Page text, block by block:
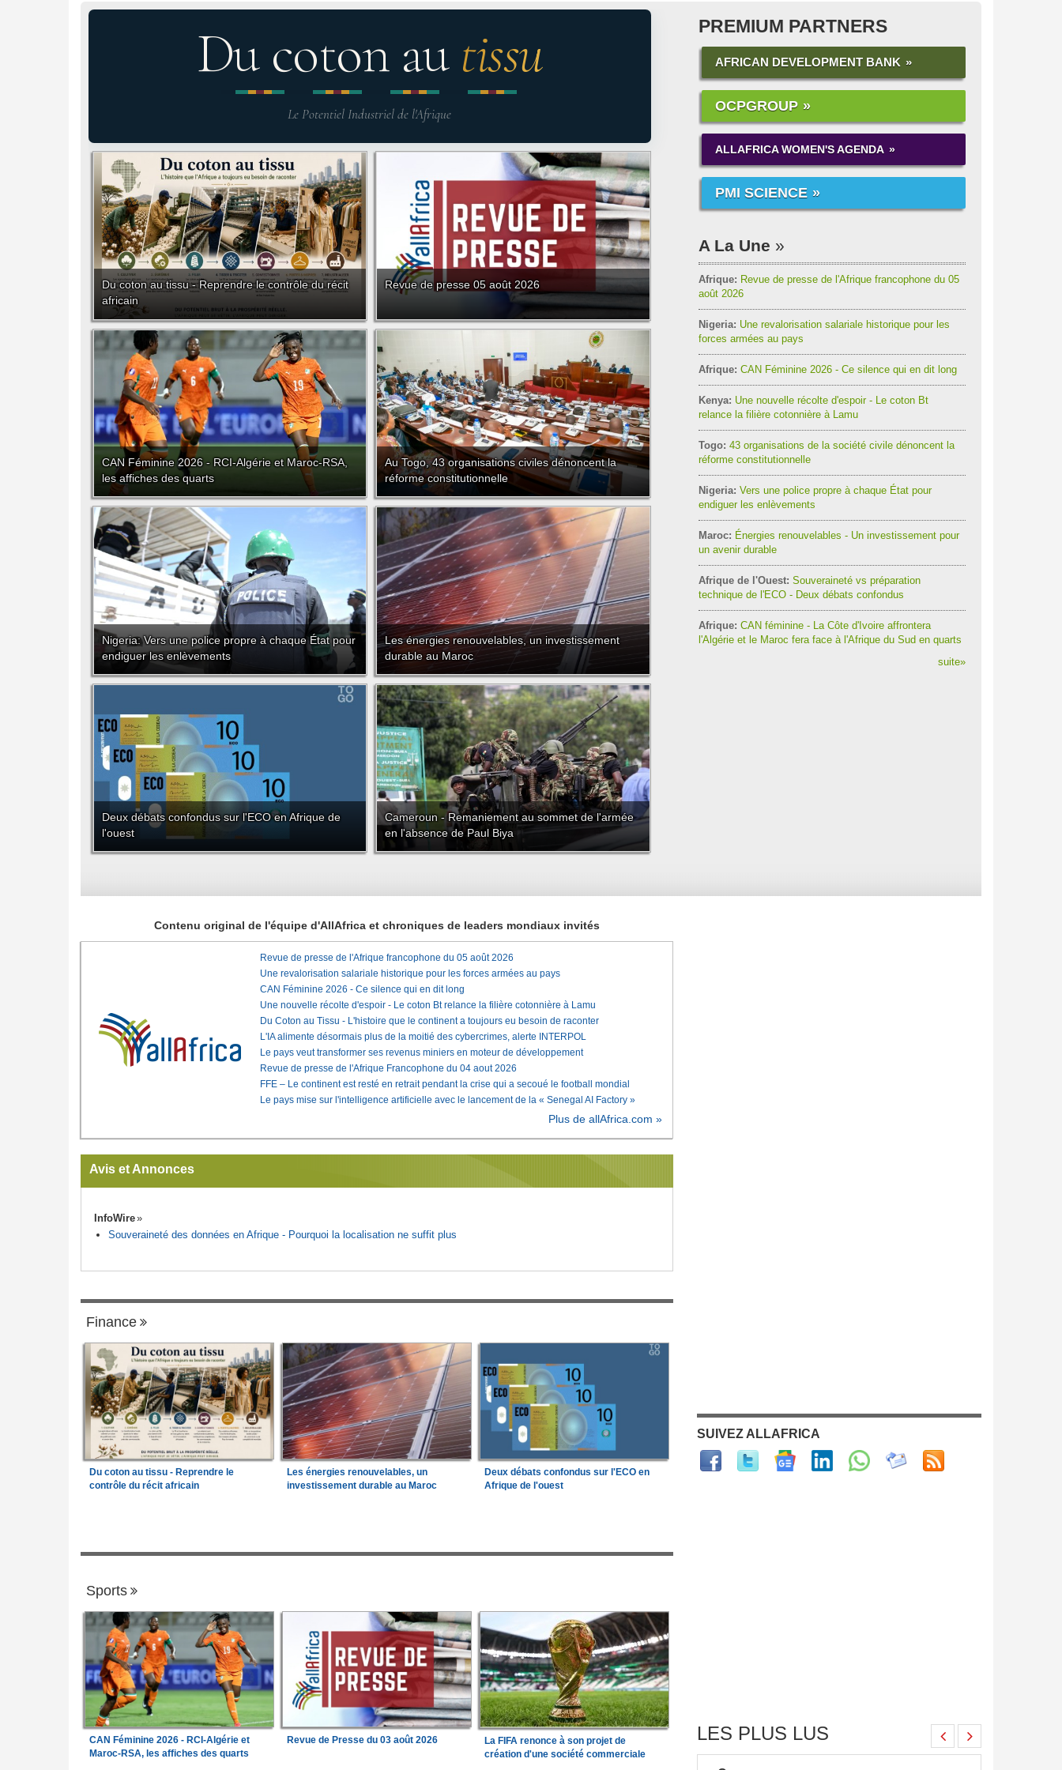
Du coton au tissu
Le Potentiel Industriel de l'Afrique
Du coton au tissu - Reprendre le contrôle du récit
africain
Revue de presse 05 août 2026
CAN Féminine 2026 - RCI-Algérie et Maroc-RSA,
les affiches des quarts
Au Togo, 43 organisations civiles dénoncent la
réforme constitutionnelle
Nigeria: Vers une police propre à chaque État pour
endiguer les enlèvements
Les énergies renouvelables, un investissement
durable au Maroc
Deux débats confondus sur l'ECO en Afrique de
l'ouest
Cameroun - Remaniement au sommet de l'armée
en l'absence de Paul Biya
PREMIUM PARTNERS
AFRICAN DEVELOPMENT BANK
OCPGROUP
ALLAFRICA WOMEN'S AGENDA
PMI SCIENCE
A La Une
Afrique: Revue de presse de l'Afrique francophone du 05
août 2026
Nigeria: Une revalorisation salariale historique pour les
forces armées au pays
Afrique: CAN Féminine 2026 - Ce silence qui en dit long
Kenya: Une nouvelle récolte d'espoir - Le coton Bt
relance la filière cotonnière à Lamu
Togo: 43 organisations de la société civile dénoncent la
réforme constitutionnelle
Nigeria: Vers une police propre à chaque État pour
endiguer les enlèvements
Maroc: Énergies renouvelables - Un investissement pour
un avenir durable
Afrique de l'Ouest: Souveraineté vs préparation
technique de l'ECO - Deux débats confondus
Afrique: CAN féminine - La Côte d'Ivoire affrontera
l'Algérie et le Maroc fera face à l'Afrique du Sud en quarts
suite»
Contenu original de l'équipe d'AllAfrica et chroniques de leaders mondiaux invités
Revue de presse de l'Afrique francophone du 05 août 2026
Une revalorisation salariale historique pour les forces armées au pays
CAN Féminine 2026 - Ce silence qui en dit long
Une nouvelle récolte d'espoir - Le coton Bt relance la filière cotonnière à Lamu
Du Coton au Tissu - L'histoire que le continent a toujours eu besoin de raconter
L'IA alimente désormais plus de la moitié des cybercrimes, alerte INTERPOL
Le pays veut transformer ses revenus miniers en moteur de développement
Revue de presse de l'Afrique Francophone du 04 aout 2026
FFE – Le continent est resté en retrait pendant la crise qui a secoué le football mondial
Le pays mise sur l'intelligence artificielle avec le lancement de la « Senegal AI Factory »
Plus de allAfrica.com »
Avis et Annonces
InfoWire
Souveraineté des données en Afrique - Pourquoi la localisation ne suffit plus
Finance
Du coton au tissu - Reprendre le
contrôle du récit africain
Les énergies renouvelables, un
investissement durable au Maroc
Deux débats confondus sur l'ECO en
Afrique de l'ouest
Sports
CAN Féminine 2026 - RCI-Algérie et
Maroc-RSA, les affiches des quarts
Revue de Presse du 03 août 2026
La FIFA renonce à son projet de
création d'une société commerciale
SUIVEZ ALLAFRICA
LES PLUS LUS